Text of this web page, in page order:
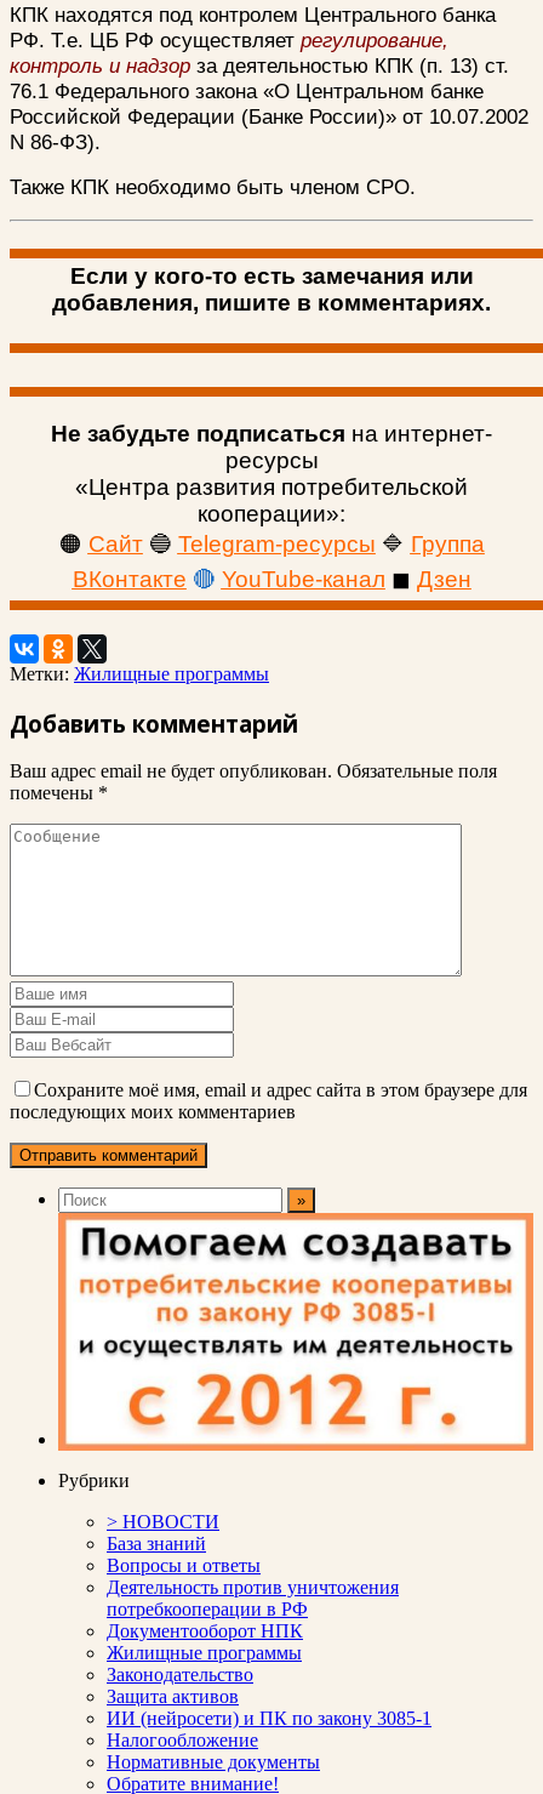
КПК находятся под контролем Центрального банка
РФ. Т.е. ЦБ РФ осуществляет регулирование,
контроль и надзор за деятельностью КПК (п. 13) ст.
76.1 Федерального закона «О Центральном банке
Российской Федерации (Банке России)» от 10.07.2002
N 86-ФЗ).
Также КПК необходимо быть членом СРО.
Если у кого-то есть замечания или
добавления, пишите в комментариях.
Не забудьте подписаться на интернет-
ресурсы
«Центра развития потребительской
кооперации»:
🟠 Сайт🔵 Telegram-ресурсы 🔷 Группа
ВКонтакте 🔴 YouTube-канал ◼ Дзен
Метки: Жилищные программы
Добавить комментарий
Ваш адрес email не будет опубликован. Обязательные поля
помечены *
Сохраните моё имя, email и адрес сайта в этом браузере для
последующих моих комментариев
Рубрики
> НОВОСТИ
База знаний
Вопросы и ответы
Деятельность против уничтожения
потребкооперации в РФ
Документооборот НПК
Жилищные программы
Законодательство
Защита активов
ИИ (нейросети) и ПК по закону 3085-1
Налогообложение
Нормативные документы
Обратите внимание!